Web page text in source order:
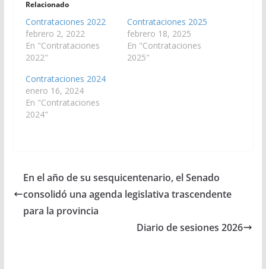
Relacionado
Contrataciones 2022
febrero 2, 2022
En "Contrataciones
2022"
Contrataciones 2025
febrero 18, 2025
En "Contrataciones
2025"
Contrataciones 2024
enero 16, 2024
En "Contrataciones
2024"
En el año de su sesquicentenario, el Senado
consolidó una agenda legislativa trascendente
para la provincia
Diario de sesiones 2026